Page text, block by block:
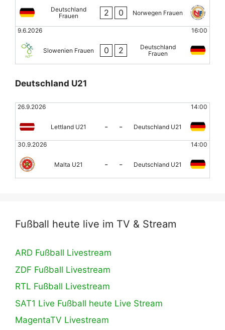
Deutschland
Frauen
2 0 Norwegen Frauen
9.6.2026 16:00
Slowenien Frauen 0 2
Deutschland
Frauen
Deutschland U21
26.9.2026 14:00
Lettland U21 - - Deutschland U21
30.9.2026 14:00
Malta U21 - - Deutschland U21
Fußball heute live im TV & Stream
ARD Fußball Livestream
ZDF Fußball Livestream
RTL Fußball Livestream
SAT1 Live Fußball heute Live Stream
MagentaTV Livestream